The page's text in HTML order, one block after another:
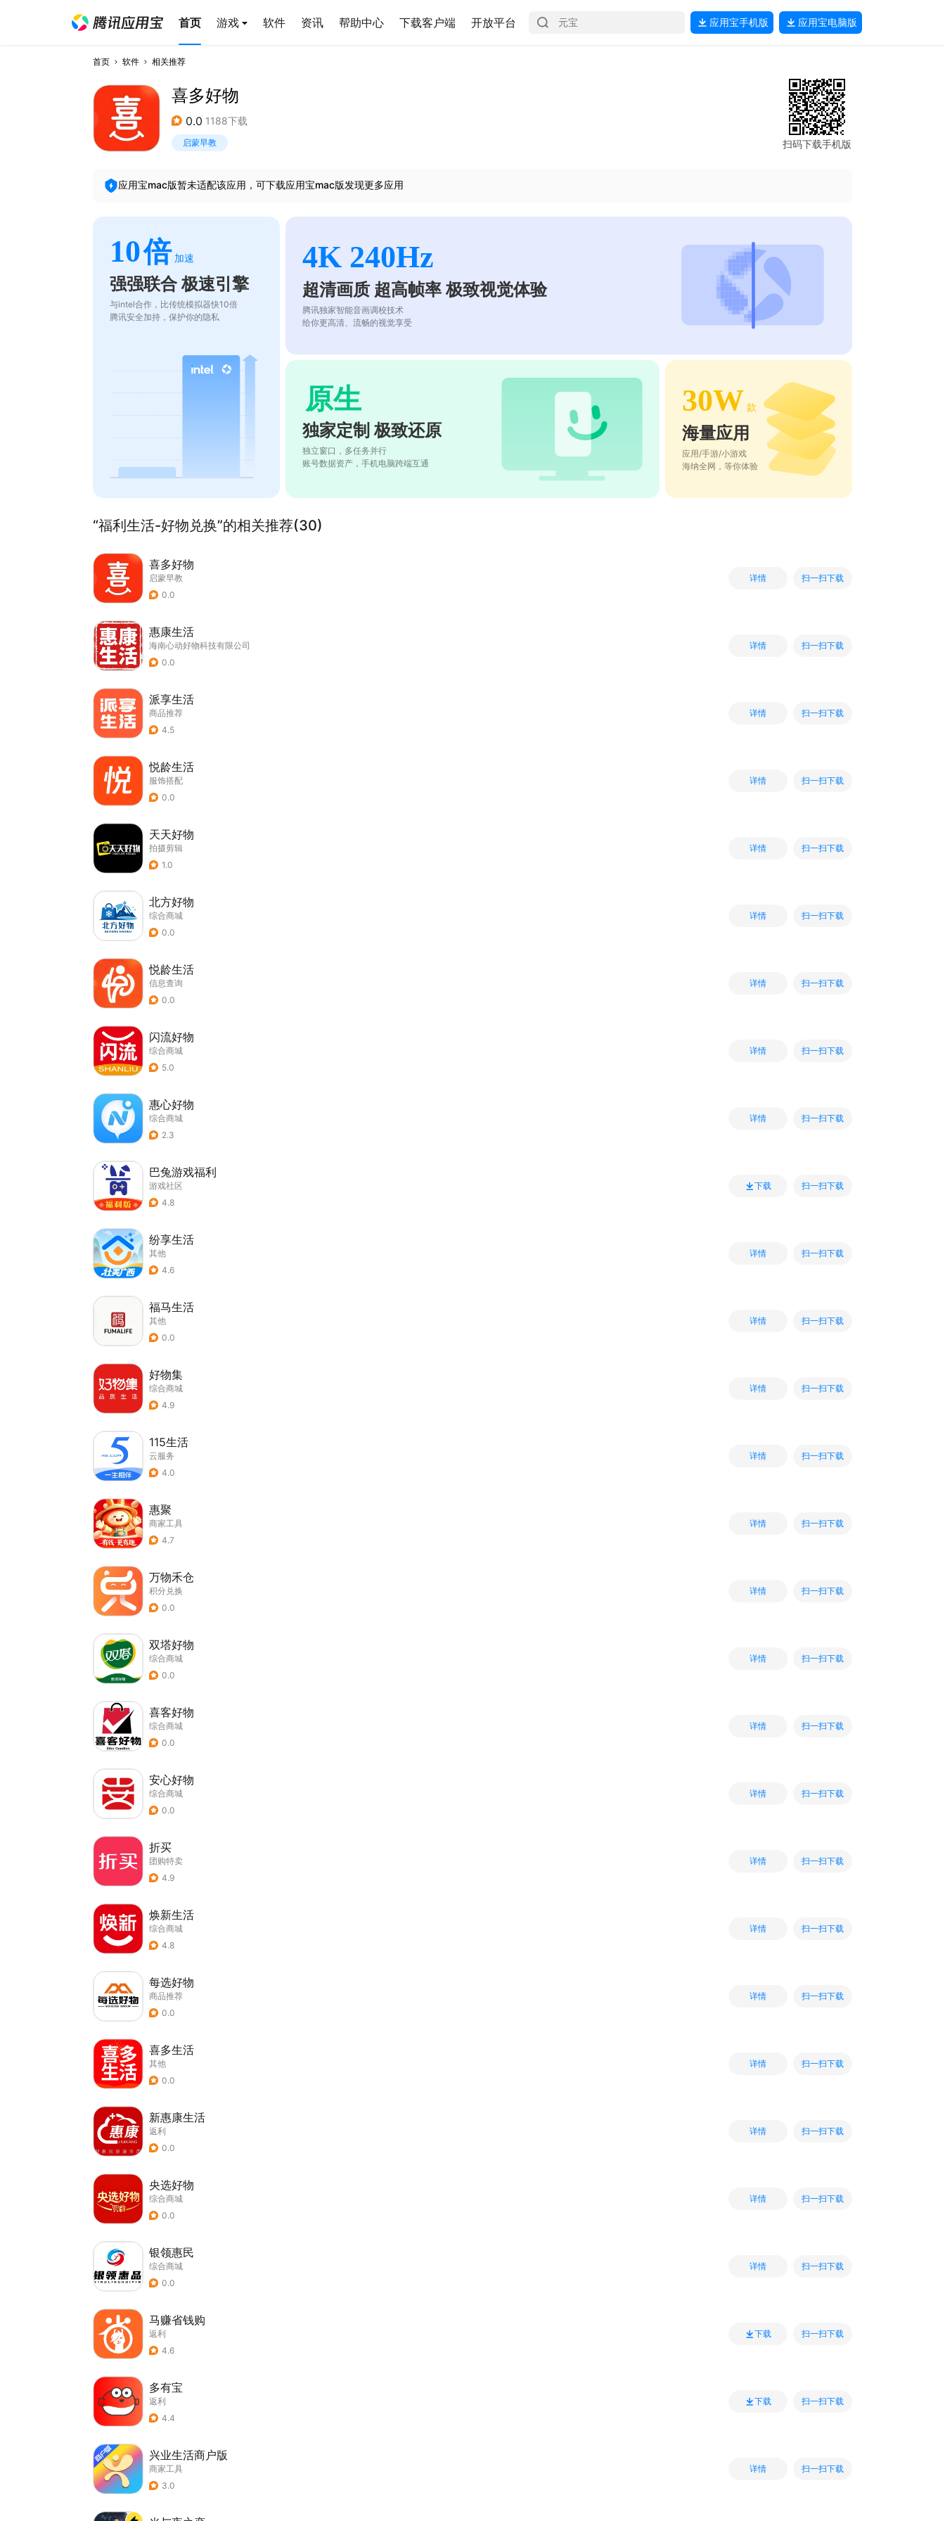
首页 游戏 软件 资讯 帮助中心 下载客户端 开放平台 应用宝手机版 应用宝电脑版
首页 软件 相关推荐
喜多好物
0.0 1188下载
启蒙早教 扫码下载手机版
应用宝mac版暂未适配该应用，可下载应用宝mac版发现更多应用
10倍 加速
强强联合 极速引擎
与intel合作，比传统模拟器快10倍
腾讯安全加持，保护你的隐私
4K 240Hz
超清画质 超高帧率 极致视觉体验
腾讯独家智能音画调校技术
给你更高清、流畅的视觉享受
原生
独家定制 极致还原
独立窗口，多任务并行
账号数据资产，手机电脑跨端互通
30W 款
海量应用
应用/手游/小游戏
海纳全网，等你体验
“福利生活-好物兑换”的相关推荐(30)
喜多好物
启蒙早教
0.0
详情 扫一扫下载
惠康生活
海南心动好物科技有限公司
0.0
详情 扫一扫下载
派享生活
商品推荐
4.5
详情 扫一扫下载
悦龄生活
服饰搭配
0.0
详情 扫一扫下载
天天好物
拍摄剪辑
1.0
详情 扫一扫下载
北方好物
综合商城
0.0
详情 扫一扫下载
悦龄生活
信息查询
0.0
详情 扫一扫下载
闪流好物
综合商城
5.0
详情 扫一扫下载
惠心好物
综合商城
2.3
详情 扫一扫下载
巴兔游戏福利
游戏社区
4.8
下载 扫一扫下载
纷享生活
其他
4.6
详情 扫一扫下载
福马生活
其他
0.0
详情 扫一扫下载
好物集
综合商城
4.9
详情 扫一扫下载
115生活
云服务
4.0
详情 扫一扫下载
惠聚
商家工具
4.7
详情 扫一扫下载
万物禾仓
积分兑换
0.0
详情 扫一扫下载
双塔好物
综合商城
0.0
详情 扫一扫下载
喜客好物
综合商城
0.0
详情 扫一扫下载
安心好物
综合商城
0.0
详情 扫一扫下载
折买
团购特卖
4.9
详情 扫一扫下载
焕新生活
综合商城
4.8
详情 扫一扫下载
每选好物
商品推荐
0.0
详情 扫一扫下载
喜多生活
其他
0.0
详情 扫一扫下载
新惠康生活
返利
0.0
详情 扫一扫下载
央选好物
综合商城
0.0
详情 扫一扫下载
银领惠民
综合商城
0.0
详情 扫一扫下载
马赚省钱购
返利
4.6
下载 扫一扫下载
多有宝
返利
4.4
下载 扫一扫下载
兴业生活商户版
商家工具
3.0
详情 扫一扫下载